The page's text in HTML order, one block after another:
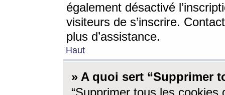
également désactivé
visiteurs de s’inscrire.
plus d’assistance.
Haut
» A quoi sert “Supprimer